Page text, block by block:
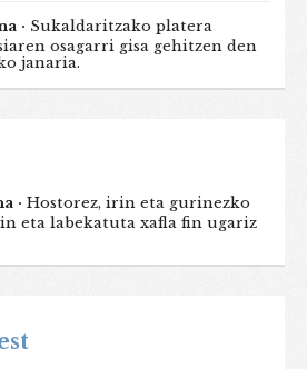
· Sukaldaritzako platera
osagarri gisa gehitzen den
janaria.
· Hostorez, irin eta gurinezko
eta labekatuta xafla fin ugariz